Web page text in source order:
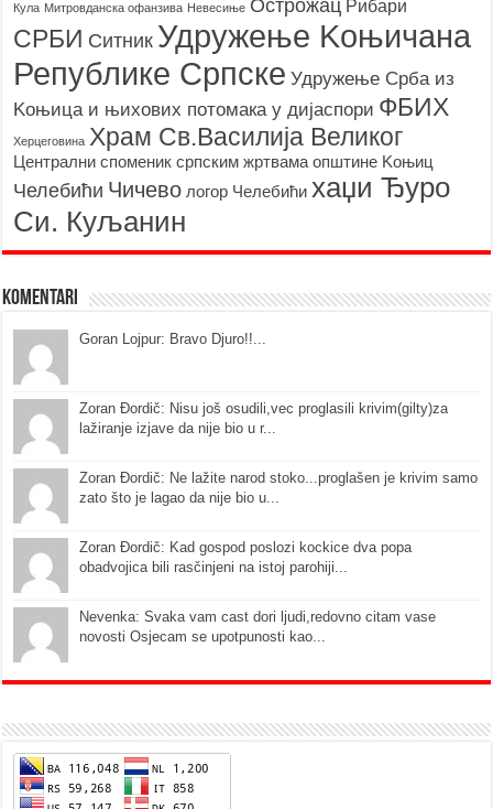
Кула Митровданска офанзива Невесињe Рибари
СРБИ Ситник Удружење Kоњичана
Републике Српске Удружење Срба из
Kоњица и њихових потомака у дијаспори ФБИХ
Херцеговина Храм Св.Василија Великог
Централни споменик српским жртвама општине Kоњиц
Челебићи Чичево логор Челебићи хаџи Ђуро
Си. Куљанин
Komentari
Goran Lojpur: Bravo Djuro!!...
Zoran Đordič: Nisu još osudili,vec proglasili krivim(gilty)za
lažiranje izjave da nije bio u r...
Zoran Đordič: Ne lažite narod stoko...proglašen je krivim samo
zato što je lagao da nije bio u...
Zoran Đordič: Kad gospod poslozi kockice dva popa
obadvojica bili rasčinjeni na istoj parohiji...
Nevenka: Svaka vam cast dori ljudi,redovno citam vase
novosti Osjecam se upotpunosti kao...